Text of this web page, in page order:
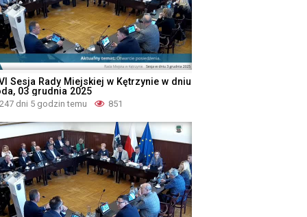
Sesja Rady Miejskiej w Kętrzynie w dniu
03 grudnia 2025
247 dni 5 godzin temu 851